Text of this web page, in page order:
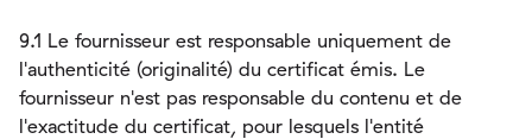
9.1 Le fournisseur est responsable uniquement de
l'authenticité (originalité) du certificat émis. Le
fournisseur n'est pas responsable du contenu et de
l'exactitude du certificat, pour lesquels l'entité